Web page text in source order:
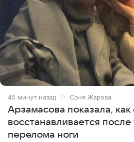
45 минут назад Соня Жарова
Арзамасова показала,
восстанавливается после
перелома ноги